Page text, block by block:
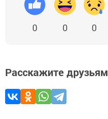
0 0 0
Расскажите друзьям